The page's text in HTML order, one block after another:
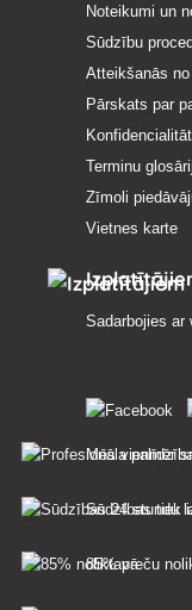
Noteikumi un
Sūdzību
Atteikšanās
Pārskats par
Terminu
Zīmoli
Vietnes karte
Sadarbojies ar
Mēs vienmēr
Sūdzības tiek
85% preču